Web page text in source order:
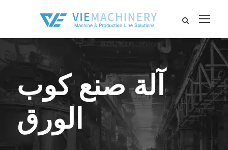
آلة صنع كوب
الورق